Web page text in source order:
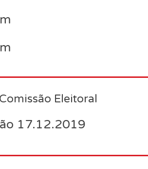
Eleitoral
17.12.2019